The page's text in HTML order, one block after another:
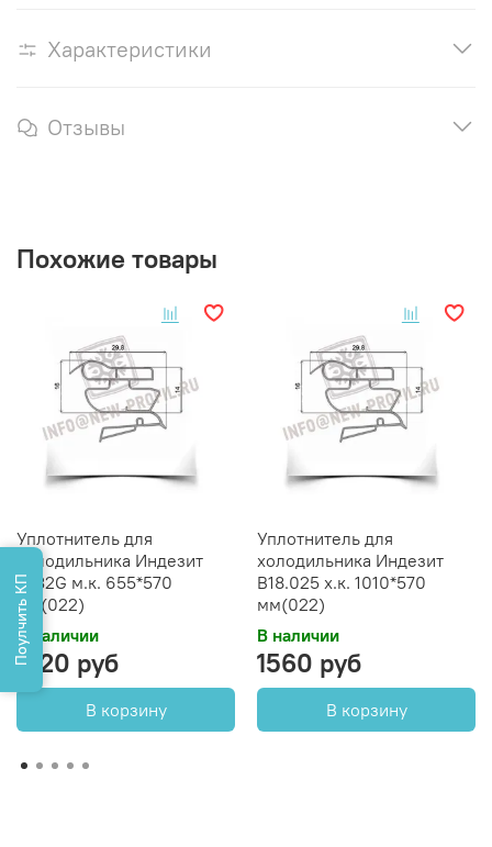
Характеристики
Отзывы
Похожие товары
Уплотнитель для
холодильника Индезит
C132G м.к. 655*570
мм(022)
В наличии
1220 руб
В корзину
Уплотнитель для
холодильника Индезит
B18.025 х.к. 1010*570
мм(022)
В наличии
1560 руб
В корзину
Поулчить КП